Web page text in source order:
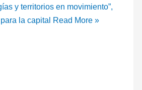
y territorios en movimiento”,
la capital Read More »